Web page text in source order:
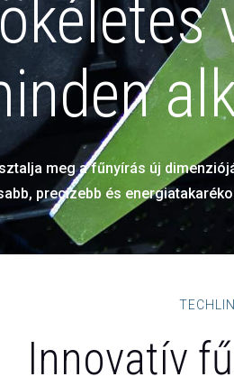
meg a fűnyírás új
precízebb és
Innovatív